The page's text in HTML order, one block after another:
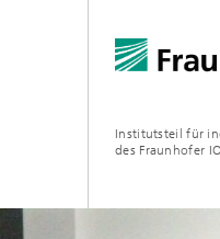
Institutsteil für
des Fraunhofer